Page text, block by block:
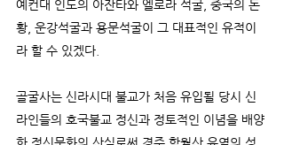
예컨대 인도의 아잔타와 엘로라 석굴, 중국의 돈
황, 운강석굴과 용문석굴이
그 대표적인 유적이
라 할 수 있겠다.
골굴사는 신라시대 불교가 처음 유입될 당시 신
라인들의 호국불교 정신과 정토적인 이념을 배양